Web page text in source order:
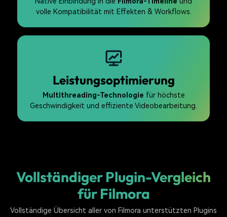
volle Kompatibilität mit Effekten & Workflows.
Leistungsoptimierung
Multithreading-Technologie für höchste
Geschwindigkeit und effiziente Videobearbeitung.
Vollständiger Plugin-Vergleich
für Filmora
Vollständige Übersicht aller von Filmora unterstützten Plugins